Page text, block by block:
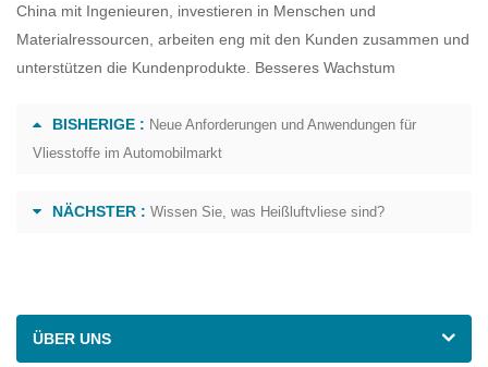
China mit Ingenieuren, investieren in Menschen und
Materialressourcen, arbeiten eng mit den Kunden zusammen und
unterstützen die Kundenprodukte. Besseres Wachstum
BISHERIGE : Neue Anforderungen und Anwendungen für
Vliesstoffe im Automobilmarkt
NÄCHSTER : Wissen Sie, was Heißluftvliese sind?
ÜBER UNS